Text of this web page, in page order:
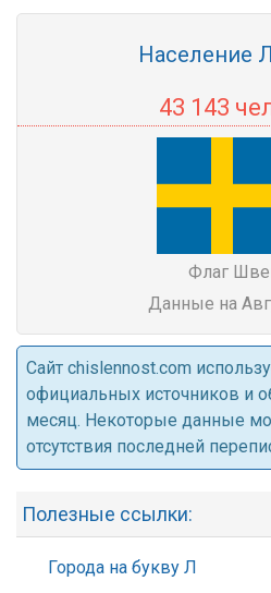
Население
43 143
Флаг
Данные на
Cайт chislennost.com
официальных источников и
месяц. Некоторые данные
отсутствия последней
Полезные ссылки:
Города на букву Л